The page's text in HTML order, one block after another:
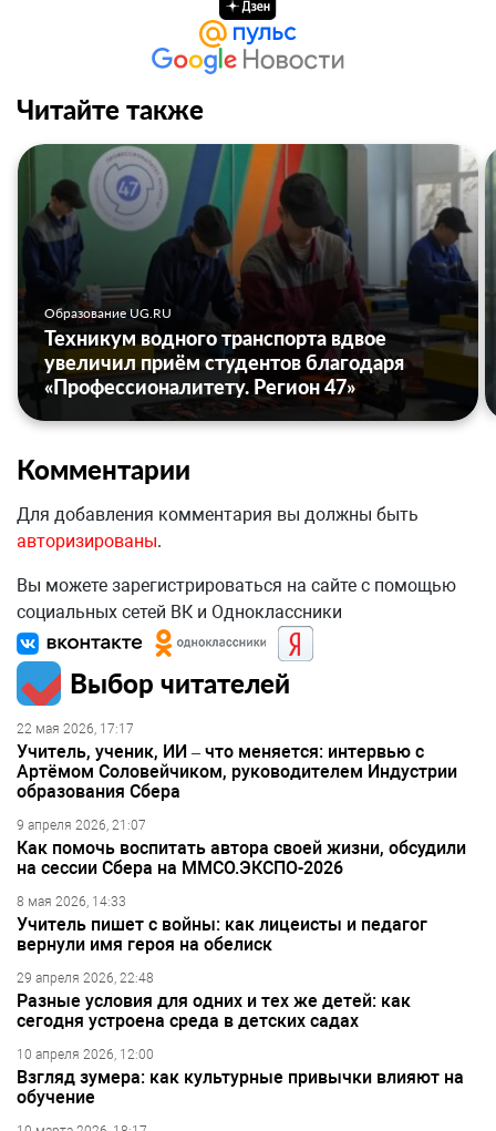
Читайте также
Образование UG.RU
Техникум водного транспорта вдвое
увеличил приём студентов благодаря
«Профессионалитету. Регион 47»
Комментарии
Для добавления комментария вы должны быть
авторизированы.
Вы можете зарегистрироваться на сайте с помощью
социальных сетей ВК и Одноклассники
Выбор читателей
22 мая 2026, 17:17
Учитель, ученик, ИИ – что меняется: интервью с
Артёмом Соловейчиком, руководителем Индустрии
образования Сбера
9 апреля 2026, 21:07
Как помочь воспитать автора своей жизни, обсудили
на сессии Сбера на ММСО.ЭКСПО-2026
8 мая 2026, 14:33
Учитель пишет с войны: как лицеисты и педагог
вернули имя героя на обелиск
29 апреля 2026, 22:48
Разные условия для одних и тех же детей: как
сегодня устроена среда в детских садах
10 апреля 2026, 12:00
Взгляд зумера: как культурные привычки влияют на
обучение